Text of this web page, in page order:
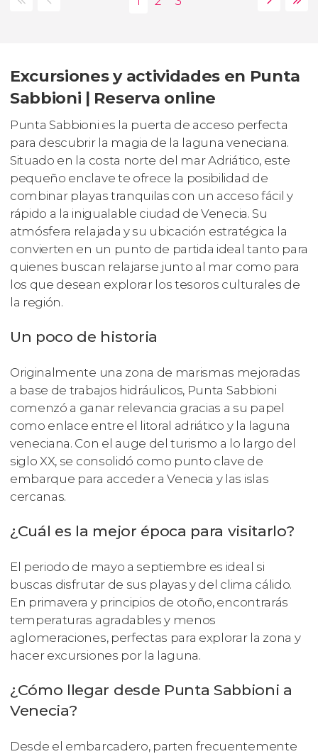
Excursiones y actividades en Punta
Sabbioni | Reserva online
Punta Sabbioni es la puerta de acceso perfecta
para descubrir la magia de la laguna veneciana.
Situado en la costa norte del mar Adriático, este
pequeño enclave te ofrece la posibilidad de
combinar playas tranquilas con un acceso fácil y
rápido a la inigualable ciudad de Venecia. Su
atmósfera relajada y su ubicación estratégica la
convierten en un punto de partida ideal tanto para
quienes buscan relajarse junto al mar como para
los que desean explorar los tesoros culturales de
la región.
Un poco de historia
Originalmente una zona de marismas mejoradas
a base de trabajos hidráulicos, Punta Sabbioni
comenzó a ganar relevancia gracias a su papel
como enlace entre el litoral adriático y la laguna
veneciana. Con el auge del turismo a lo largo del
siglo XX, se consolidó como punto clave de
embarque para acceder a Venecia y las islas
cercanas.
¿Cuál es la mejor época para visitarlo?
El periodo de mayo a septiembre es ideal si
buscas disfrutar de sus playas y del clima cálido.
En primavera y principios de otoño, encontrarás
temperaturas agradables y menos
aglomeraciones, perfectas para explorar la zona y
hacer excursiones por la laguna.
¿Cómo llegar desde Punta Sabbioni a
Venecia?
Desde el embarcadero, parten frecuentemente